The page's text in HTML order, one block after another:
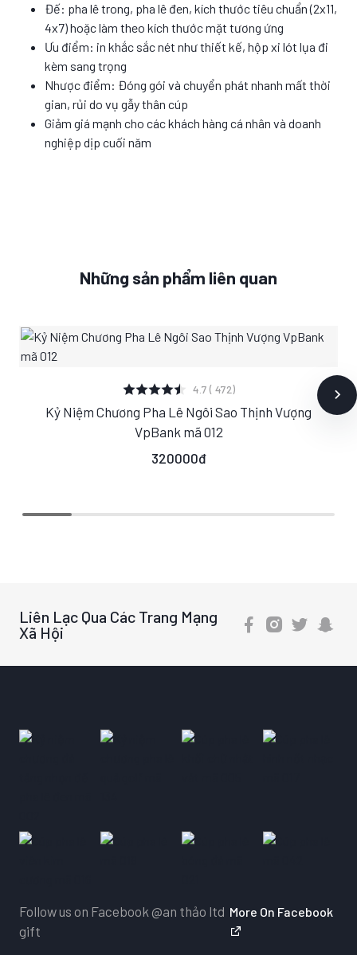
Đế: pha lê trong, pha lê đen, kích thước tiêu chuẩn (2x11,
4x7) hoặc làm theo kích thước mặt tương ứng
Ưu điểm: in khắc sắc nét như thiết kế, hộp xi lót lụa đi
kèm sang trọng
Nhược điểm: Đóng gói và chuyển phát nhanh mất thời
gian, rủi do vụ gẫy thân cúp
Giảm giá mạnh cho các khách hàng cá nhân và doanh
nghiệp dịp cuối năm
Những sản phẩm liên quan
XEM CHI TIẾT
S M L
4.7 ( 472)
Kỷ Niệm Chương Pha Lê Ngôi Sao Thịnh Vượng
VpBank mã 012
320000đ
Liên Lạc Qua Các Trang Mạng
Xã Hội
Follow us on Facebook @an thảo ltd
gift
More On Facebook